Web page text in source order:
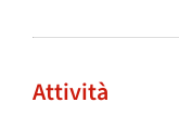
Attività